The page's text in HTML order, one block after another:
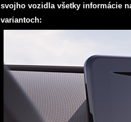
svojho vozidla všetky informácie
variantoch: